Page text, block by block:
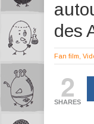
des
Fan film
2
SHARES